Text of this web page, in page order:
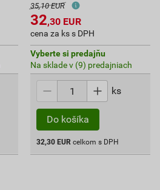
35,10 EUR
32,30 EUR
cena za ks s DPH
Vyberte si predajňu
Na sklade v (9) predajniach
ks
Do košíka
32,30 EUR celkom s DPH